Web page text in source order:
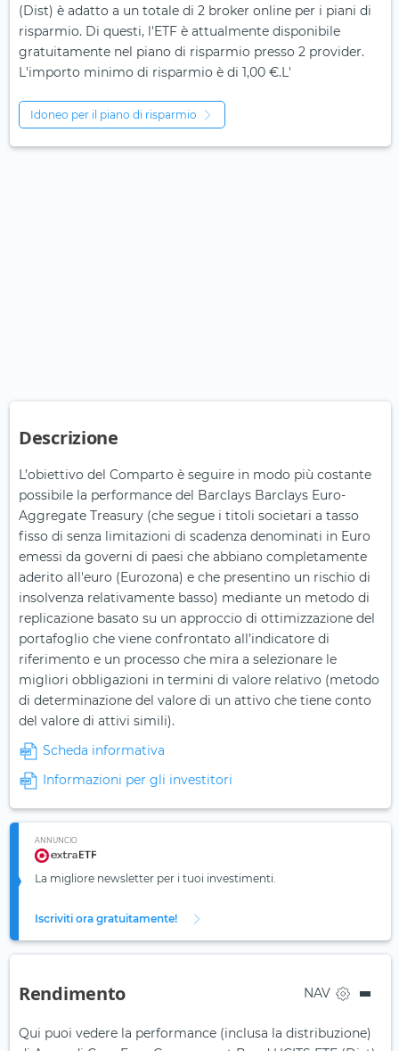
(Dist) è adatto a un totale di 2 broker online per i piani di
risparmio. Di questi, l'ETF è attualmente disponibile
gratuitamente nel piano di risparmio presso 2 provider.
L'importo minimo di risparmio è di 1,00 €.L'
Idoneo per il piano di risparmio
Descrizione
L’obiettivo del Comparto è seguire in modo più costante
possibile la performance del Barclays Barclays Euro-
Aggregate Treasury (che segue i titoli societari a tasso
fisso di senza limitazioni di scadenza denominati in Euro
emessi da governi di paesi che abbiano completamente
aderito all'euro (Eurozona) e che presentino un rischio di
insolvenza relativamente basso) mediante un metodo di
replicazione basato su un approccio di ottimizzazione del
portafoglio che viene confrontato all’indicatore di
riferimento e un processo che mira a selezionare le
migliori obbligazioni in termini di valore relativo (metodo
di determinazione del valore di un attivo che tiene conto
del valore di attivi simili).
Scheda informativa
Informazioni per gli investitori
ANNUNCIO
La migliore newsletter per i tuoi investimenti.
Iscriviti ora gratuitamente!
Rendimento NAV
Qui puoi vedere la performance (inclusa la distribuzione)